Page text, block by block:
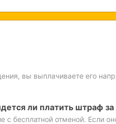
вы выплачиваете его
ли платить штраф за
бесплатной отменой. Если